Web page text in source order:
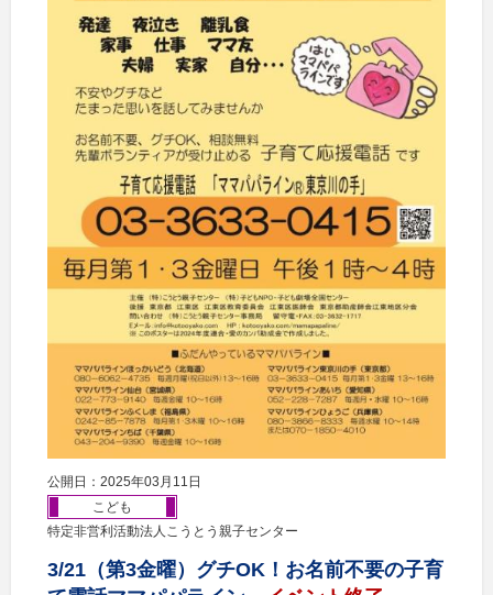
公開日：2025年03月11日
こども
特定非営利活動法人こうとう親子センター
3/21（第3金曜）グチOK！お名前不要の子育